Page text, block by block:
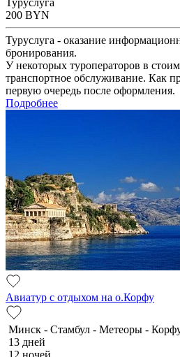
200 BYN
Туруслуга - оказание
бронирования.
У некоторых туроператоров в
транспортное обслуживание. Как
первую очередь после оформления.
Подробнее
Авиатур с отдыхом на о.Корфу
Минск - Стамбул - Метеоры -
13 дней
12 ночей